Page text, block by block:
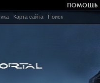
Карта сайта Поиск